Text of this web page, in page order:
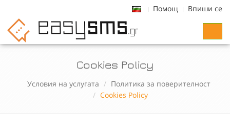
Помощ Впиши се
Cookies Policy
Условия на услугата
Политика за поверителност
Cookies Policy